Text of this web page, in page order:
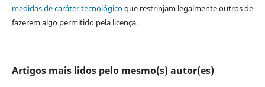
medidas de caráter tecnológicoque restrinjam legalmente outros de
fazerem algo permitido pela licença.
Artigos mais lidos pelo mesmo(s) autor(es)